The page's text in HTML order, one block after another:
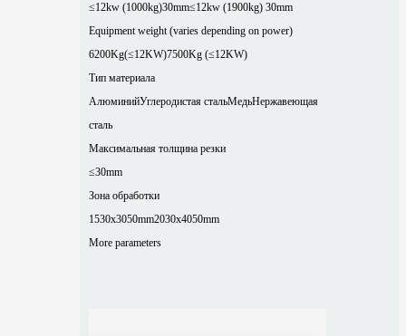
≤12kw (1000kg)30mm≤12kw (1900kg) 30mm
Equipment weight (varies depending on power)
6200Kg(≤12KW)7500Kg (≤12KW)
Тип материала
АлюминийУглеродистая стальМедьНержавеющая
сталь
Максимальная толщина резки
≤30mm
Зона обработки
1530x3050mm2030x4050mm
More parameters